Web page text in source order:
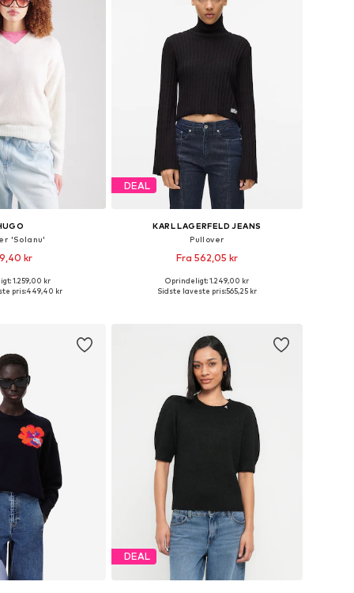
'Solanu'
kr
XS, S, M, L
1.259,00 kr
pris:449,40 kr
DEAL
KARL LAGERFELD JEANS
Pullover
Fra 562,05 kr
Tilgængelige størrelser: XS, S, M, L, XL
Oprindeligt: 1.249,00 kr
Sidste laveste pris:565,25 kr
DEAL